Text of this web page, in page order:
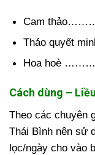
Cam
Thảo quyết
Hoa hoè
Cách dùng –
Theo các chuyên
Thái Bình nên sử
lọc/ngày cho vào